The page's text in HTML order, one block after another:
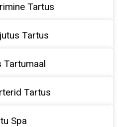
Tartus
Tartus
Tartumaal
Tartus
Spa